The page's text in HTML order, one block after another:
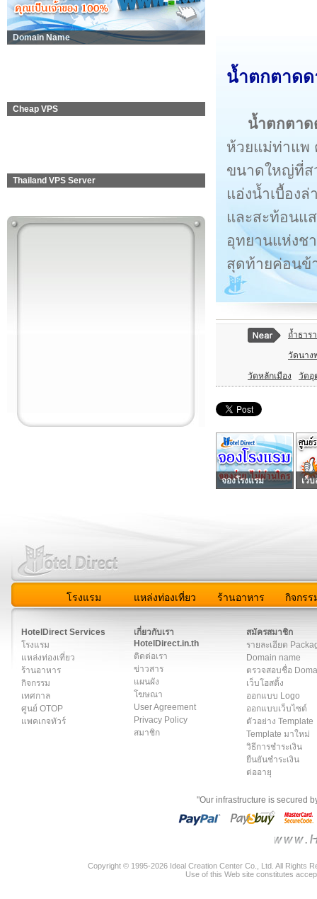
Domain Name
Cheap VPS
Thailand VPS Server
น้ำตกตาดด
น้ำตกตาด
ห้วยแม่ท่าแพ
ขนาดใหญ่ที่ส
แอ่งน้ำเบื้อง
และสะท้อนแ
อุทยานแห่งช
สุดท้ายค่อนข้
ถ้ำธาร
วัดนาง
วัดหลักเมือง วัดอุ
จองโรงแรม เว็
โรงแรม แหล่งท่องเที่ยว ร้านอาหาร กิจกรร
HotelDirect Services
โรงแรม
แหล่งท่องเที่ยว
ร้านอาหาร
กิจกรรม
เทศกาล
ศูนย์ OTOP
แพคเกจทัวร์
เกี่ยวกับเรา
HotelDirect.in.th
ติดต่อเรา
ข่าวสาร
แผนผัง
โฆษณา
User Agreement
Privacy Policy
สมาชิก
สมัครสมาชิก
รายละเอียด
Domain name
ตรวจสอบชื่อ
เว็บโฮสติ้ง
ออกแบบ Logo
ออกแบบเว็บไซต์
ตัวอย่าง Template
Template มาใหม่
วิธีการชำระเงิน
ยืนยันชำระเงิน
ต่ออายุ
"Our infrastructure is secured
Copyright © 1995-2026 Ideal Creation Center Co., Ltd. All Rights
Use of this Web site constitutes